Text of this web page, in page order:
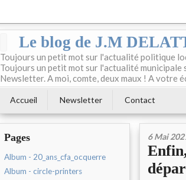
Le blog de J.M
Toujours un petit mot sur l'actualité politique
Toujours un petit mot sur l'actualité municipale
Newsletter. A moi, comte, deux maux ! A votre
Accueil Newsletter Contact
Pages
Album - 20_ans_cfa_ocquerre
Album - circle-printers
6 Mai